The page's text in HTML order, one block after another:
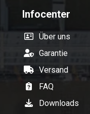
Infocenter
Über uns
Garantie
Versand
FAQ
Downloads